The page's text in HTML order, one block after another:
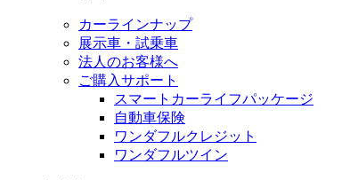
カーラインナップ
展示車・試乗車
法人のお客様へ
ご購入サポート
スマートカーライフパッケージ
自動車保険
ワンダフルクレジット
ワンダフルツイン